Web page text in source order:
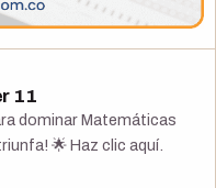
11
dominar Matemáticas
🌟 Haz clic aquí.